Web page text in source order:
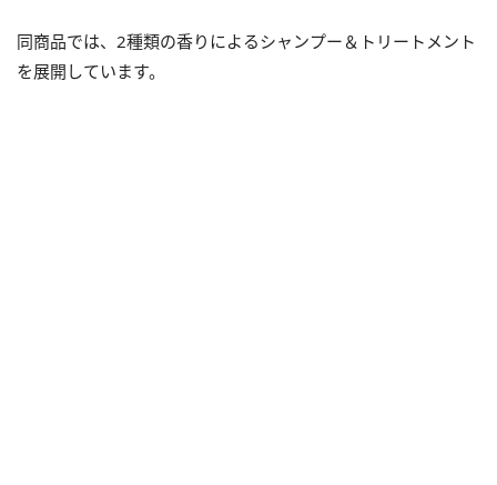
同商品では、2種類の香りによるシャンプー＆トリートメント
を展開しています。